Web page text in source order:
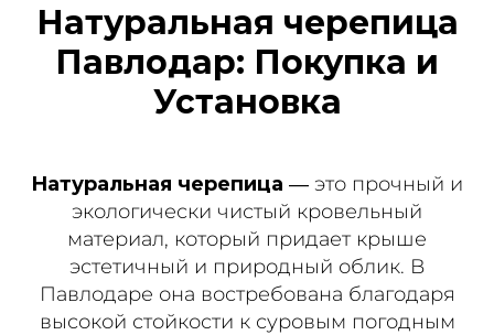
Натуральная черепица
Павлодар: Покупка и
Установка
Натуральная черепица — это прочный и
экологически чистый кровельный
материал, который придает крыше
эстетичный и природный облик. В
Павлодаре она востребована благодаря
высокой стойкости к суровым погодным